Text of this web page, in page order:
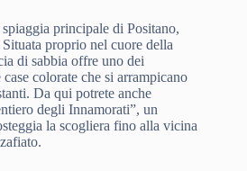
principale di Positano,
proprio nel cuore della
di sabbia offre uno dei
colorate che si arrampicano
Da qui potrete anche
degli Innamorati”, un
la scogliera fino alla vicina